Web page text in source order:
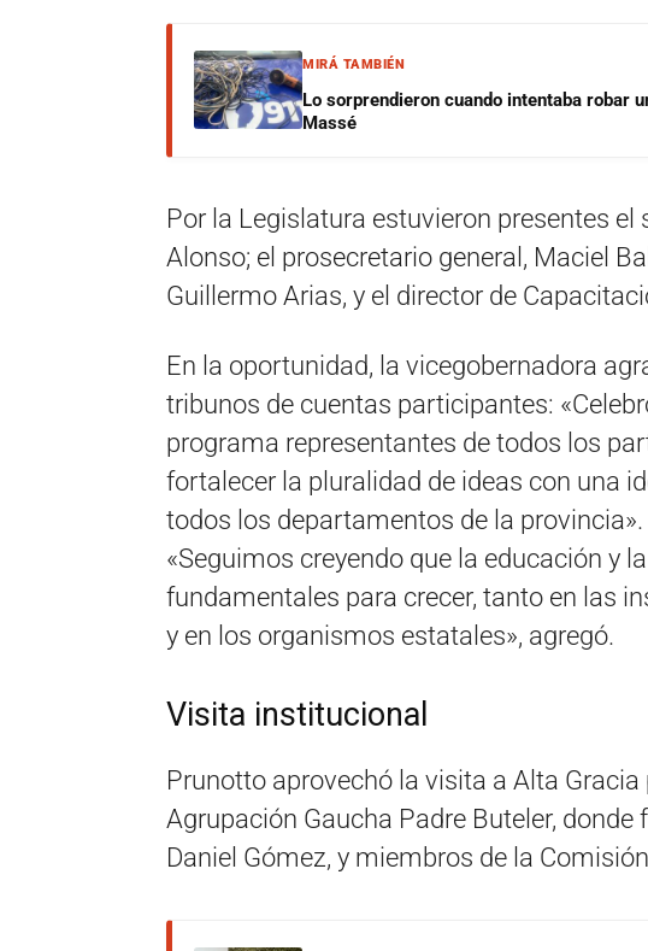
MIRÁ TAMBIÉN
Lo sorprendieron cuando intentaba robar
Massé
Por la Legislatura estuvieron presentes el
Alonso; el prosecretario general, Maciel
Guillermo Arias, y el director de
En la oportunidad, la vicegobernadora
tribunos de cuentas participantes:
programa representantes de todos los
fortalecer la pluralidad de ideas con una
todos los departamentos de la provincia».
«Seguimos creyendo que la educación y
fundamentales para crecer, tanto en las
y en los organismos estatales», agregó.
Visita institucional
Prunotto aprovechó la visita a Alta Gracia
Agrupación Gaucha Padre Buteler, donde
Daniel Gómez, y miembros de la